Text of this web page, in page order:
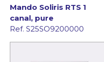
Mando Soliris RTS 1
canal, pure
Ref. S25SO9200000